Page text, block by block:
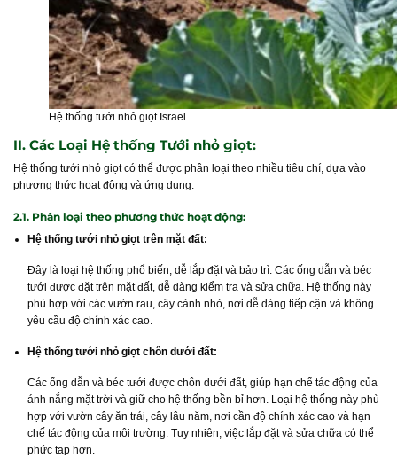
Hệ thống tưới nhỏ giọt Israel
II. Các Loại Hệ thống Tưới nhỏ giọt:
Hệ thống tưới nhỏ giọt có thể được phân loại theo nhiều tiêu chí, dựa vào
phương thức hoạt động và ứng dụng:
2.1. Phân loại theo phương thức hoạt động:
Hệ thống tưới nhỏ giọt trên mặt đất:
Đây là loại hệ thống phổ biến, dễ lắp đặt và bảo trì. Các ống dẫn và béc
tưới được đặt trên mặt đất, dễ dàng kiểm tra và sửa chữa. Hệ thống này
phù hợp với các vườn rau, cây cảnh nhỏ, nơi dễ dàng tiếp cận và không
yêu cầu độ chính xác cao.
Hệ thống tưới nhỏ giọt chôn dưới đất:
Các ống dẫn và béc tưới được chôn dưới đất, giúp hạn chế tác động của
ánh nắng mặt trời và giữ cho hệ thống bền bỉ hơn. Loại hệ thống này phù
hợp với vườn cây ăn trái, cây lâu năm, nơi cần độ chính xác cao và hạn
chế tác động của môi trường. Tuy nhiên, việc lắp đặt và sửa chữa có thể
phức tạp hơn.